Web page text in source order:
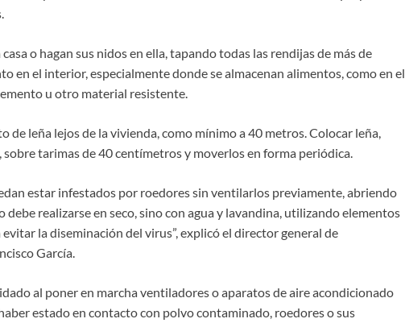
o hagan sus nidos en ella, tapando todas las rendijas de más de
en el interior, especialmente donde se almacenan alimentos, como en el
u otro material resistente.
de leña lejos de la vivienda, como mínimo a 40 metros. Colocar leña,
tarimas de 40 centímetros y moverlos en forma periódica.
estar infestados por roedores sin ventilarlos previamente, abriendo
debe realizarse en seco, sino con agua y lavandina, utilizando elementos
la diseminación del virus”, explicó el director general de
García.
al poner en marcha ventiladores o aparatos de aire acondicionado
estado en contacto con polvo contaminado, roedores o sus